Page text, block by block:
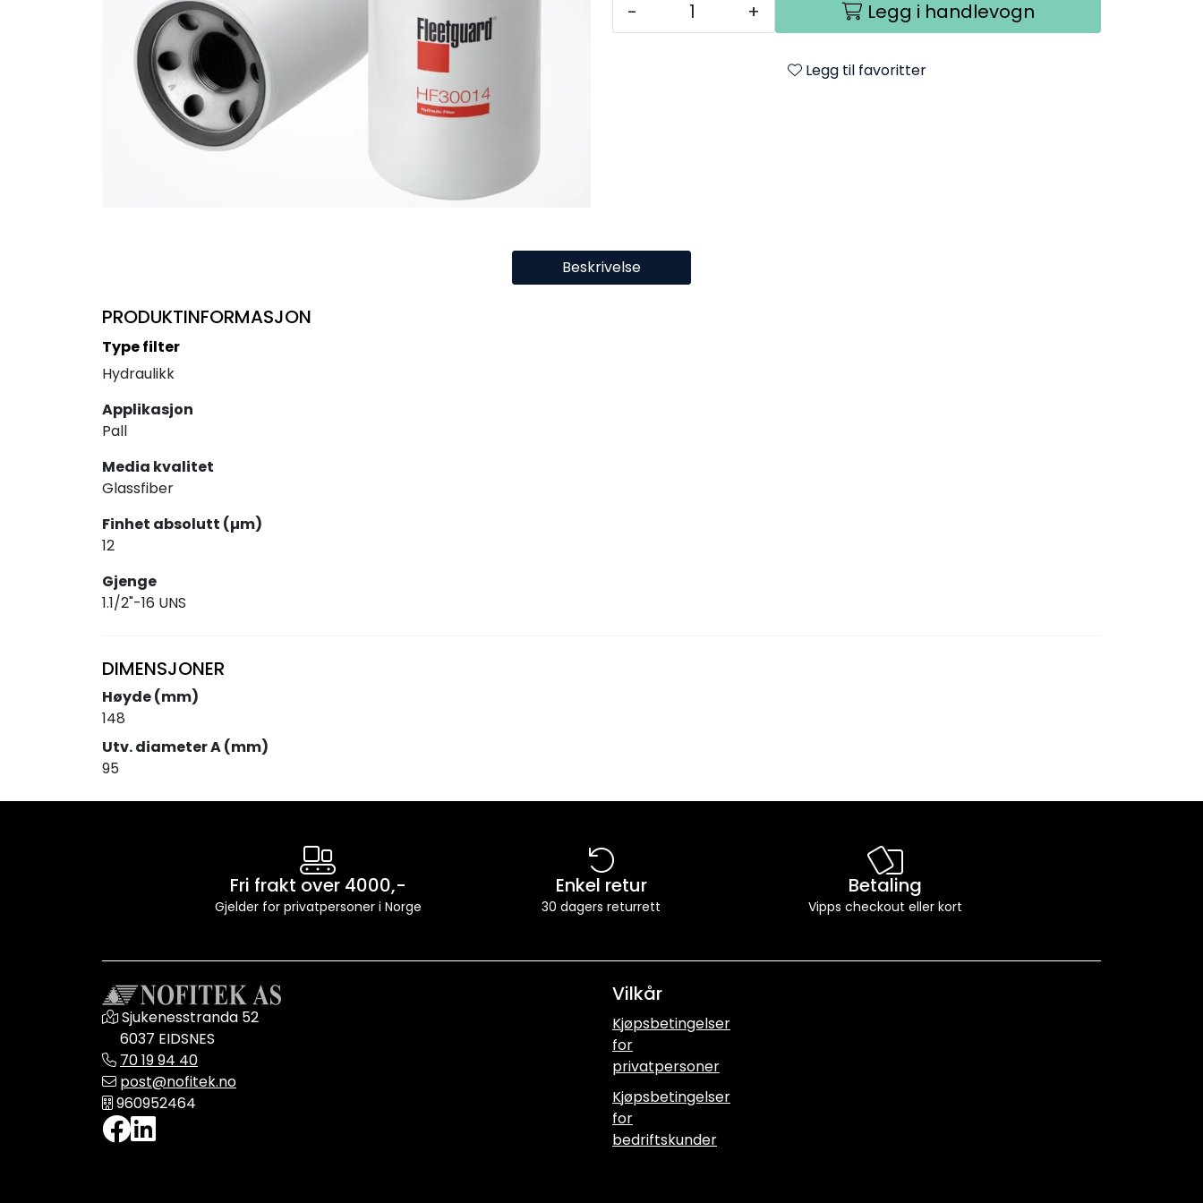
- + Legg i handlevogn
Legg til favoritter
Beskrivelse
PRODUKTINFORMASJON
Type filter
Hydraulikk
Applikasjon
Pall
Media kvalitet
Glassfiber
Finhet absolutt (µm)
12
Gjenge
1.1/2"-16 UNS
DIMENSJONER
Høyde (mm)
148
Utv. diameter A (mm)
95
Fri frakt over 4000,-
Gjelder for privatpersoner i Norge
Enkel retur
30 dagers returrett
Betaling
Vipps checkout eller kort
Sjukenesstranda 52
6037 EIDSNES
70 19 94 40
post@nofitek.no
960952464
Vilkår
Kjøpsbetingelser
for
privatpersoner
Kjøpsbetingelser
for
bedriftskunder